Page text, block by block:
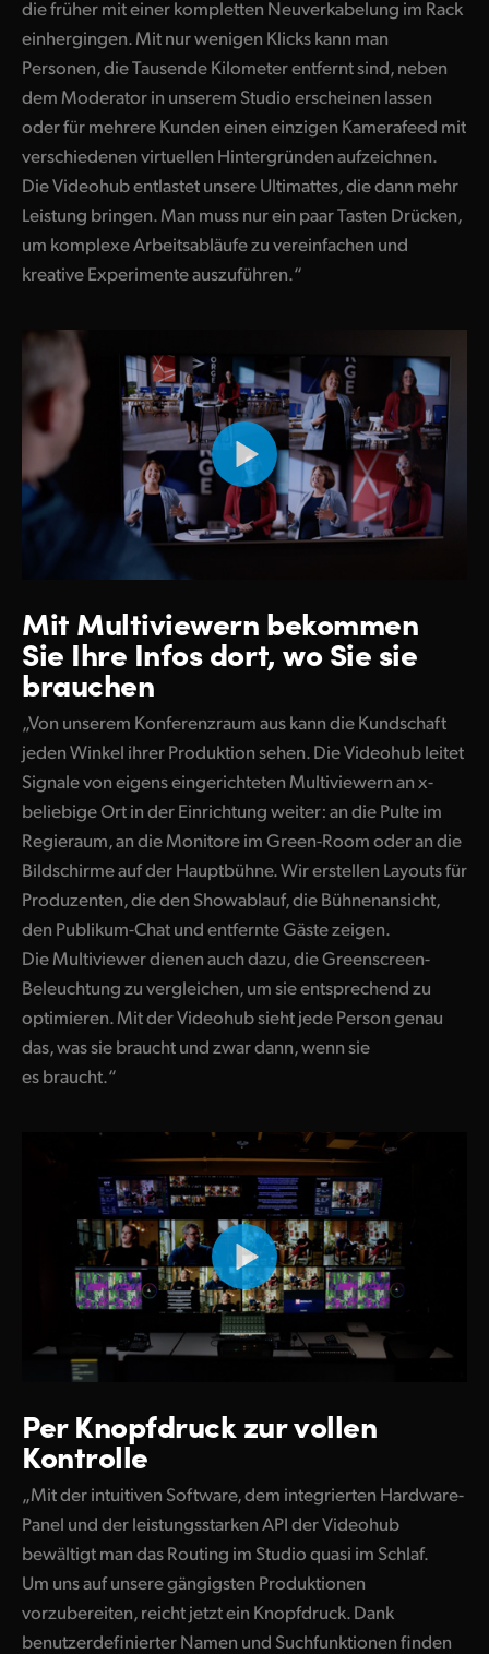
die früher mit einer kompletten Neuverkabelung im Rack
einhergingen. Mit nur wenigen Klicks kann man
Personen, die Tausende Kilometer entfernt sind, neben
dem Moderator in unserem Studio erscheinen lassen
oder für mehrere Kunden einen einzigen Kamerafeed mit
verschiedenen virtuellen Hintergründen aufzeichnen.
Die Videohub entlastet unsere Ultimattes, die dann mehr
Leistung bringen. Man muss nur ein paar Tasten Drücken,
um komplexe Arbeitsabläufe zu vereinfachen und
kreative Experimente auszuführen.“
Mit Multiviewern bekommen
Sie Ihre Infos dort, wo Sie sie
brauchen
„Von unserem Konferenzraum aus kann die Kundschaft
jeden Winkel ihrer Produktion sehen. Die Videohub leitet
Signale von eigens eingerichteten Multiviewern an x-
beliebige Ort in der Einrichtung weiter: an die Pulte im
Regieraum, an die Monitore im Green-Room oder an die
Bildschirme auf der Hauptbühne. Wir erstellen Layouts für
Produzenten, die den Showablauf, die Bühnenansicht,
den Publikum-Chat und entfernte Gäste zeigen.
Die Multiviewer dienen auch dazu, die Greenscreen-
Beleuchtung zu vergleichen, um sie entsprechend zu
optimieren. Mit der Videohub sieht jede Person genau
das, was sie braucht und zwar dann, wenn sie
es braucht.“
Per Knopfdruck zur vollen
Kontrolle
„Mit der intuitiven Software, dem integrierten Hardware-
Panel und der leistungsstarken API der Videohub
bewältigt man das Routing im Studio quasi im Schlaf.
Um uns auf unsere gängigsten Produktionen
vorzubereiten, reicht jetzt ein Knopfdruck. Dank
benutzerdefinierter Namen und Suchfunktionen finden